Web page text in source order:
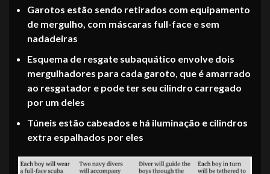
Garotos estão sendo retirados com equipamento
de mergulho, com máscaras full-face e sem
nadadeiras
Esquema de resgate subaquático envolve dois
mergulhadores para cada garoto, que é amarrado
ao resgatador e pode ter seu cilindro carregado
por um deles
Túneis estão cabeados e há iluminação e cilindros
extra espalhados por eles